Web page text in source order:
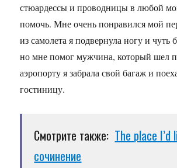
стюардессы и проводницы в любой
помочь. Мне очень понравился мой
из самолета я подвернула ногу и чуть
но мне помог мужчина, который шел
аэропорту я забрала свой багаж и
гостиницу.
Смотрите также: The place
сочинение